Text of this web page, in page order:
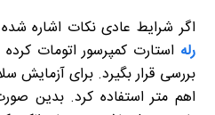
اگر شرایط عادی نکات اشاره شده
رله استارت کمپرسور اتومات کرده
بررسی قرار بگیرد. برای آزمایش
اهم متر استفاده کرد. بدین